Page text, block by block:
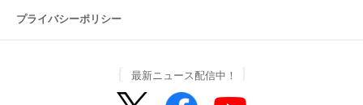
プライバシーポリシー
最新ニュース配信中！